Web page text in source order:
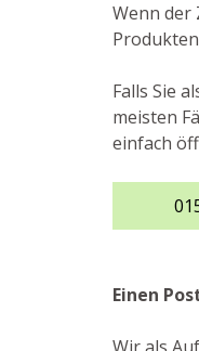
Wenn der
Falls Sie
meisten
einfach
Einen